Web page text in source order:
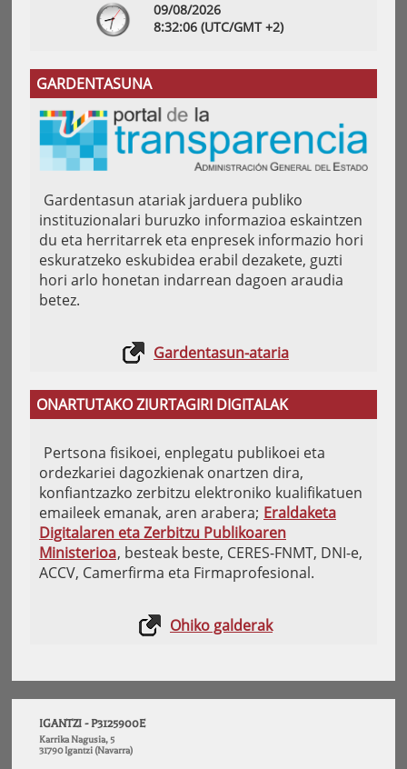
09/08/2026
8:32:07 (UTC/GMT +2)
GARDENTASUNA
Gardentasun atariak jarduera publiko
instituzionalari buruzko informazioa eskaintzen
du eta herritarrek eta enpresek informazio hori
eskuratzeko eskubidea erabil dezakete, guzti
hori arlo honetan indarrean dagoen araudia
betez.
Gardentasun-ataria
ONARTUTAKO ZIURTAGIRI DIGITALAK
Pertsona fisikoei, enplegatu publikoei eta
ordezkariei dagozkienak onartzen dira,
konfiantzazko zerbitzu elektroniko kualifikatuen
emaileek emanak, aren arabera; Eraldaketa
Digitalaren eta Zerbitzu Publikoaren
Ministerioa, besteak beste, CERES-FNMT, DNI-e,
ACCV, Camerfirma eta Firmaprofesional.
Ohiko galderak
IGANTZI - P3125900E
Karrika Nagusia, 5
31790 Igantzi (Navarra)